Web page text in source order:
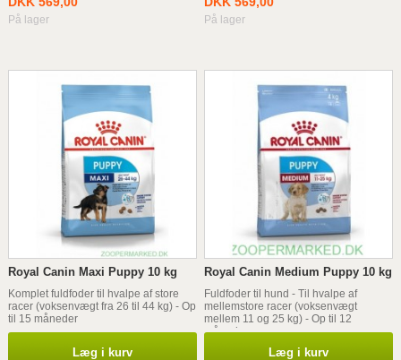
På lager På lager
Royal Canin Maxi Puppy 10 kg
Komplet fuldfoder til hvalpe af store
racer (voksenvægt fra 26 til 44 kg) - Op
til 15 måneder
Læg i kurv
Royal Canin Medium Puppy 10 kg
Fuldfoder til hund - Til hvalpe af
mellemstore racer (voksenvægt
mellem 11 og 25 kg) - Op til 12
måneder
Læg i kurv